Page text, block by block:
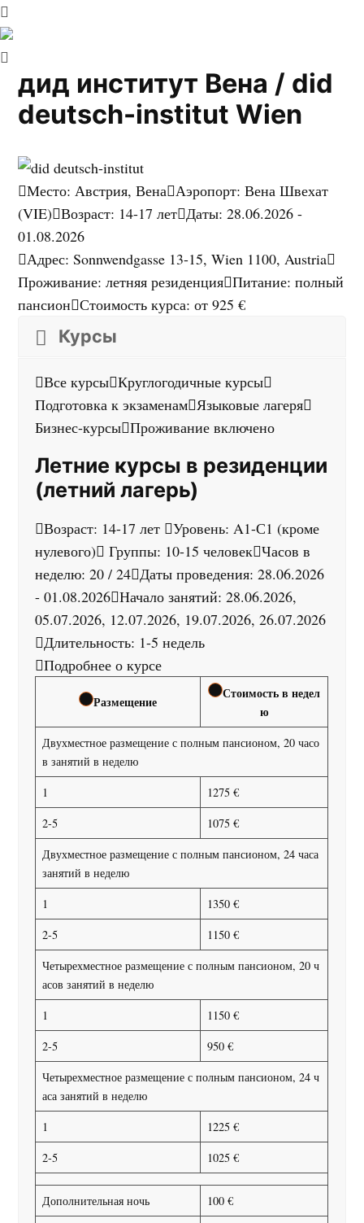
дид институт Вена / did
deutsch-institut Wien
Место:Австрия, Вена Аэропорт:Вена Швехат
(VIE) Возраст: 14-17 лет Даты:28.06.2026 -
01.08.2026
Адрес:Sonnwendgasse 13-15, Wien 1100, Austria
Проживание:летняя резиденция Питание:полный
пансион Стоимость курса:от 925 €
Курсы
Все курсы Круглогодичные курсы
Подготовка к экзаменам Языковые лагеря
Бизнес-курсы Проживание включено
Летние курсы в резиденции
(летний лагерь)
Возраст: 14-17 лет
Уровень: A1-С1 (кроме
нулевого)
Группы: 10-15 человек Часов в
неделю: 20 / 24 Даты проведения: 28.06.2026
- 01.08.2026 Начало занятий: 28.06.2026,
05.07.2026, 12.07.2026, 19.07.2026, 26.07.2026
Длительность: 1-5 недель
Подробнее о курсе
Размещение
Стоимость в недел
ю
Двухместное размещение с полным пансионом, 20 часо
в занятий в неделю
1
1275 €
2-5
1075 €
Двухместное размещение с полным пансионом, 24 часа
занятий в неделю
1
1350 €
2-5
1150 €
Четырехместное размещение с полным пансионом, 20 ч
асов занятий в неделю
1
1150 €
2-5
950 €
Четырехместное размещение с полным пансионом, 24 ч
аса занятий в неделю
1
1225 €
2-5
1025 €
Дополнительная ночь
100 €